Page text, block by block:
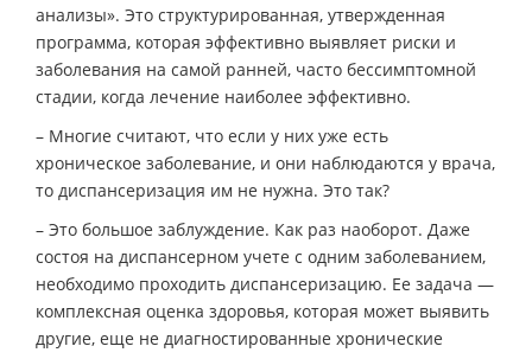
анализы». Это структурированная, утвержденная
программа, которая эффективно выявляет риски и
заболевания на самой ранней, часто бессимптомной
стадии, когда лечение наиболее эффективно.
– Многие считают, что если у них уже есть
хроническое заболевание, и они наблюдаются у врача,
то диспансеризация им не нужна. Это так?
– Это большое заблуждение. Как раз наоборот. Даже
состоя на диспансерном учете с одним заболеванием,
необходимо проходить диспансеризацию. Ее задача —
комплексная оценка здоровья, которая может выявить
другие, еще не диагностированные хронические